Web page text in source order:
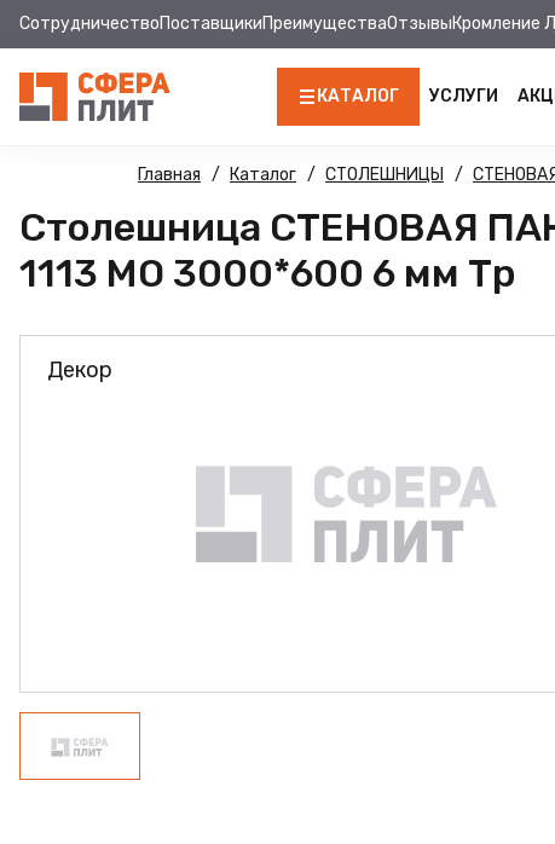
СотрудничествоПоставщикиПреимуществаОтзывыКромление
КАТАЛОГ
ЛДСП
КРОМКА
МДФ
МДФ ПАНЕЛИ
ДВПО
ФАНЕРА
УСЛУГИ
Главная Каталог СТОЛЕШНИЦЫ
Столешница СТЕНОВАЯ
1113 MO 3000*600 6 мм Тр
Декор